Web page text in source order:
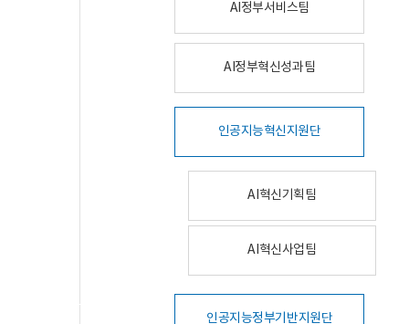
AI정부서비스팀
AI정부혁신성과팀
인공지능혁신지원단
AI혁신기획팀
AI혁신사업팀
인공지능정부기반지원단